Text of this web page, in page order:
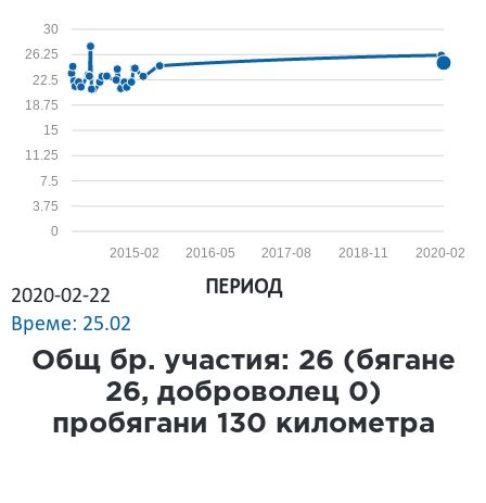
0
3.75
7.5
11.25
15
18.75
22.5
26.25
30
2020-02
2018-11
2017-08
2016-05
2015-02
2020-02-22
Време: 25.02
ПЕРИОД
Общ бр. участия: 26 (бягане
26, доброволец 0)
пробягани 130 километра